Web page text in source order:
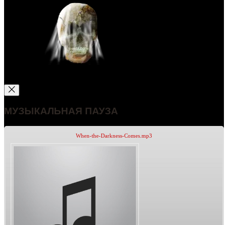
МУЗЫКАЛЬНАЯ ПАУЗА
When-the-Darkness-Comes.mp3